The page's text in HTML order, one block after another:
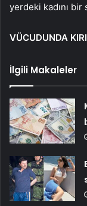
yerdeki kadını
VÜCUDUNDA
İlgili Makaleler